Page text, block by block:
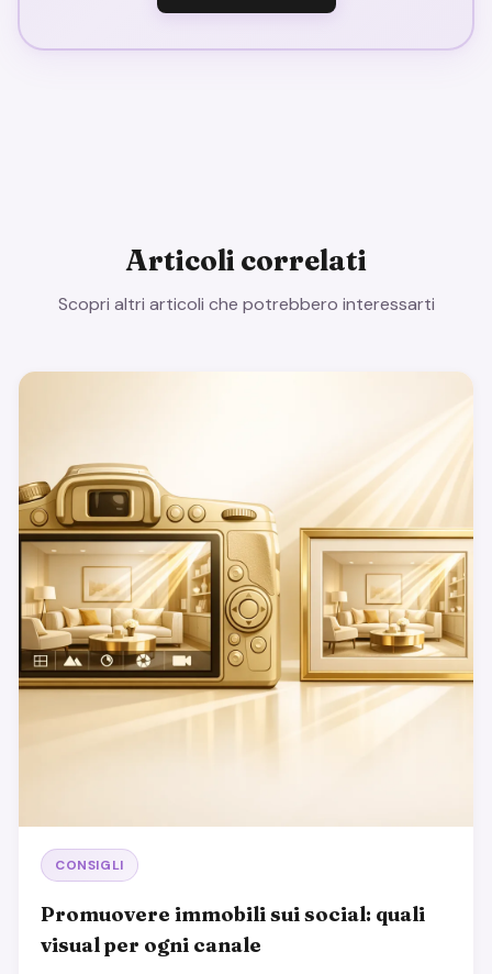
Articoli correlati
Scopri altri articoli che potrebbero interessarti
CONSIGLI
Promuovere immobili sui social: quali
visual per ogni canale